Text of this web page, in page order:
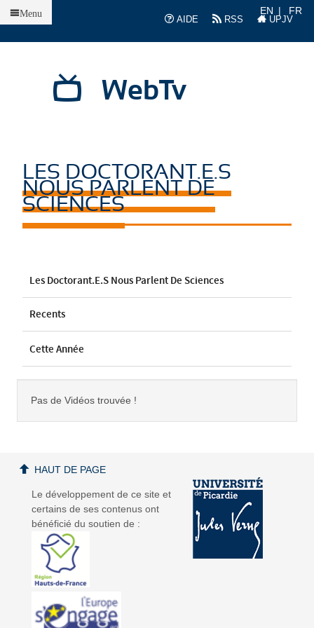
AIDE
RSS UPJV
EN FR
WebTv
Menu
LES DOCTORANT.E.S
NOUS PARLENT DE
SCIENCES
Les Doctorant.e.s Nous Parlent De Sciences
Recents
Cette Année
Pas de Vidéos trouvée !
Le développement de ce site et
certains de ses contenus ont
bénéficié du soutien de :
HAUT DE PAGE